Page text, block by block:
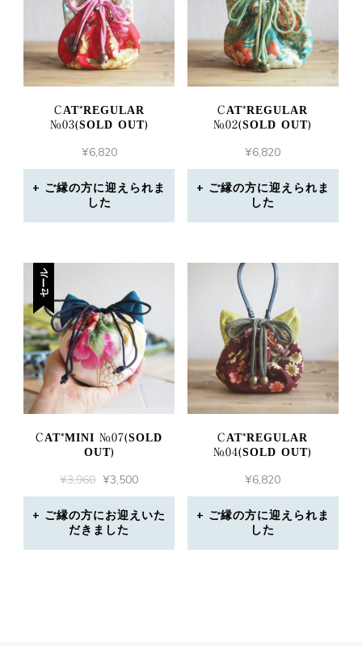
CAT*REGULAR
№03(SOLD OUT)
¥6,820
ご縁の方に迎えられま
した
CAT*REGULAR
№02(SOLD OUT)
¥6,820
ご縁の方に迎えられま
した
セール
CAT*MINI №07(SOLD
OUT)
¥3,960 元
の
価
格
は
¥3,500現
在
の
格
ご縁の方にお迎えいた
だきました
CAT*REGULAR
№04(SOLD OUT)
¥6,820
ご縁の方に迎えられま
した